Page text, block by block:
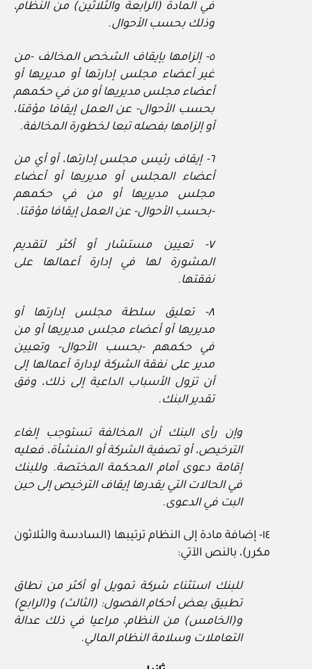
في المادة (الرابعة والثلاثين) من النظام،
وذلك بحسب الأحوال.
٥- إلزامها بإيقاف الشخص المخالف -من
غير أعضاء مجلس إدارتها أو مديريها أو
أعضاء مجلس مديريها أو من في حكمهم
بحسب الأحوال- عن العمل إيقافا مؤقتا،
أو إلزامها بفصله تبعا لخطورة المخالفة.
٦- إيقاف رئيس مجلس إدارتها، أو أي من
أعضاء المجلس أو مديريها أو أعضاء
مجلس مديريها أو من في حكمهم
-بحسب الأحوال- عن العمل إيقافا مؤقتا.
٧- تعيين مستشار أو أكثر لتقديم
المشورة لها في إدارة أعمالها على
نفقتها.
٨- تعليق سلطة مجلس إدارتها أو
مديريها أو أعضاء مجلس مديريها أو من
في حكمهم -بحسب الأحوال- وتعيين
مدير على نفقة الشركة لإدارة أعمالها إلى
أن تزول الأسباب الداعية إلى ذلك، وفق
تقدير البنك.
وإن رأى البنك أن المخالفة تستوجب إلغاء
الترخيص، أو تصفية الشركة أو المنشأة، فعليه
إقامة دعوى أمام المحكمة المختصة. وللبنك
في الحالات التي يقدرها إيقاف الترخيص إلى حين
البت في الدعوى.
١٤- إضافة مادة إلى النظام ترتيبها (السادسة والثلاثون
مكرر)، بالنص الآتي:
للبنك استثناء شركة تمويل أو أكثر من نطاق
تطبيق بعض أحكام الفصول: (الثالث) و(الرابع)
و(الخامس) من النظام، مراعيا في ذلك عدالة
التعاملات وسلامة النظام المالي.